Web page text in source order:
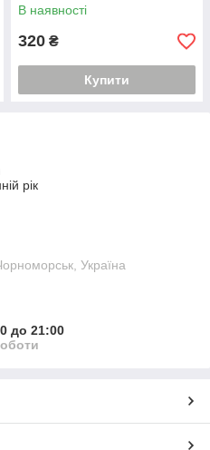
В наявності
320 ₴
Купити
рік
Україна
до 21:00